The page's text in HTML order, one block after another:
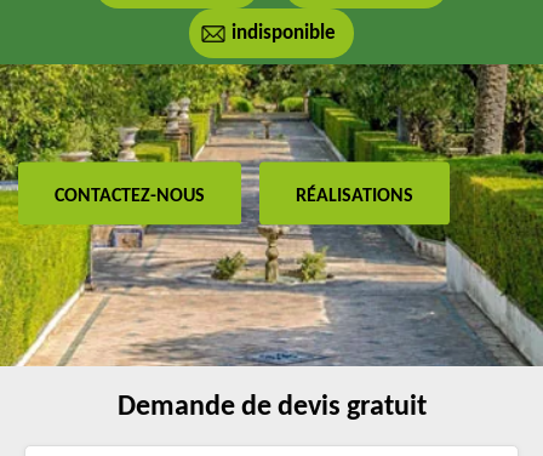
indisponible
CONTACTEZ-NOUS RÉALISATIONS
Demande de devis gratuit